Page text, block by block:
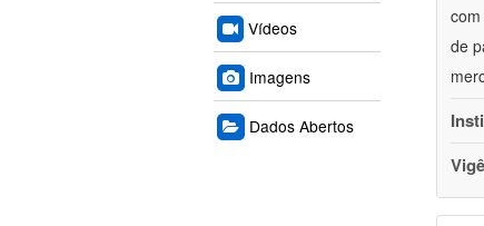
Vídeos
Imagens
Dados Abertos
de